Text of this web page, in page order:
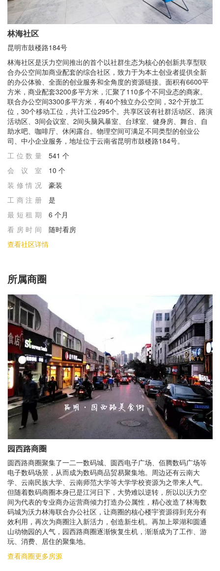
林海社区
昆明市鼓楼路184号
林海社区是沃力空间推出的首个以社群生态为核心的创新共享型联
合办公空间加商业配套的综合社区，致力于为本土创业者提供全新
的办公体验、全面的创业服务和全角度的资源链接。面积有6600平
方米，商业配套3200多平方米，汇聚了110多个不同业态的商家。
联合办公空间3300多平方米，有40个独立办公空间，32个开放工
位，30个移动工位，共计工位295个。共享区设有社群活动区、路演
活动区、3间会议室、2间头脑风暴室、台球室、健身房、舞台、自
助水吧、咖啡厅、休闲露台。物理空间可满足不同类型的创业公
司、中小企业服务，地址位于云南省昆明市鼓楼路184号。
工位数量
541 个
会议室
10 个
装修情况
豪装
⼯商注册
是
最短租期
6 个月
看房时间
随时看房
查看社区详情
所属商圈
园西路商圈
圆西路商圈聚集了一二一数码城、圆西电子广场、佰腾数码广场等
电子数码场景，从而成为数码商品贸易聚集地。周边还有云南大
学、云南民族大学、云南师范大学等大学学校资源为之带来人气。
但随着数码商圈本身已是江河日下，大势难以逆转，所以以沃力空
间为代表的专业商办运营商倾力打造办公属性，精心改造了林海数
码城为沃力林海联合办公社区，让商圈的核心楼宇资源得到充分有
效利用，再次为商圈注入新活力，创造新生机。再加上翠湖和圆通
山动物园的人气，园西路商圈逐渐恢复生机，渐渐成为了工作、游
玩、消费、居住的聚集地。
查看商圈更多房源